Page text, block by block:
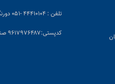
تلفن : ۴۴۴۱۰۱۰۴ -۰۵۱
کدپستی:۹۶۱۷۹۷۶۴۸۷ صندوق پستی:۳۹۷